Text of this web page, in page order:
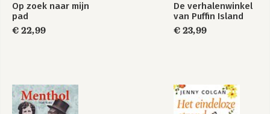
Op zoek naar mijn
pad
€ 22,99
De verhalenwinkel
van Puffin Island
€ 23,99